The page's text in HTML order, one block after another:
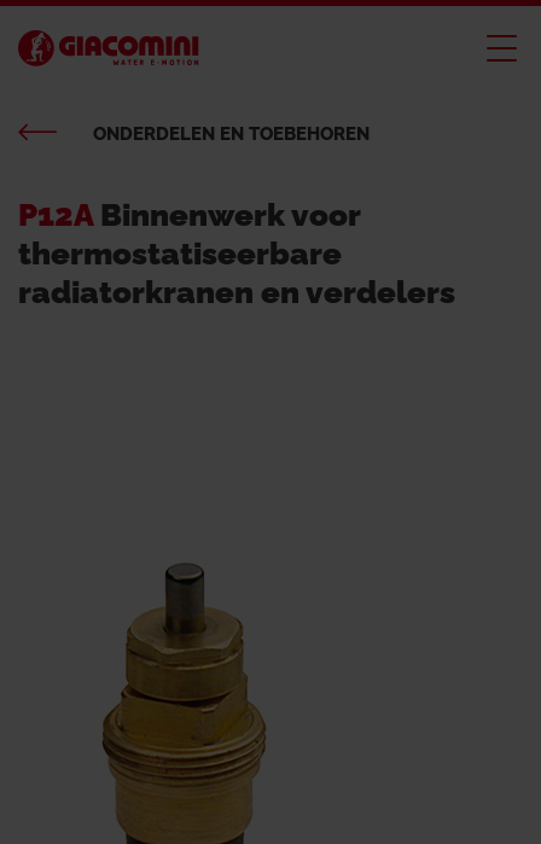
ONDERDELEN EN TOEBEHOREN
P12ABinnenwerk voor
thermostatiseerbare
radiatorkranen en verdelers